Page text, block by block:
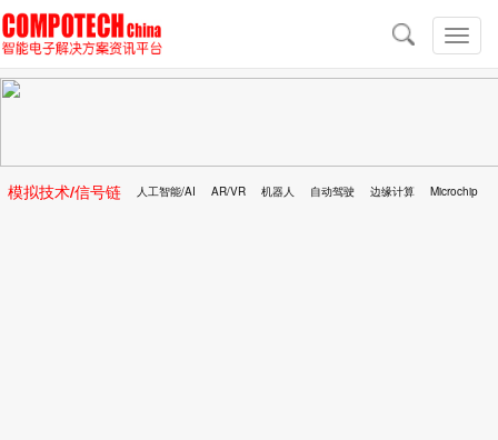
切
换
导
导
航
模拟技术/信号链 人工智能/AI AR/VR 机器人 自动驾驶 边缘计算 Microchip